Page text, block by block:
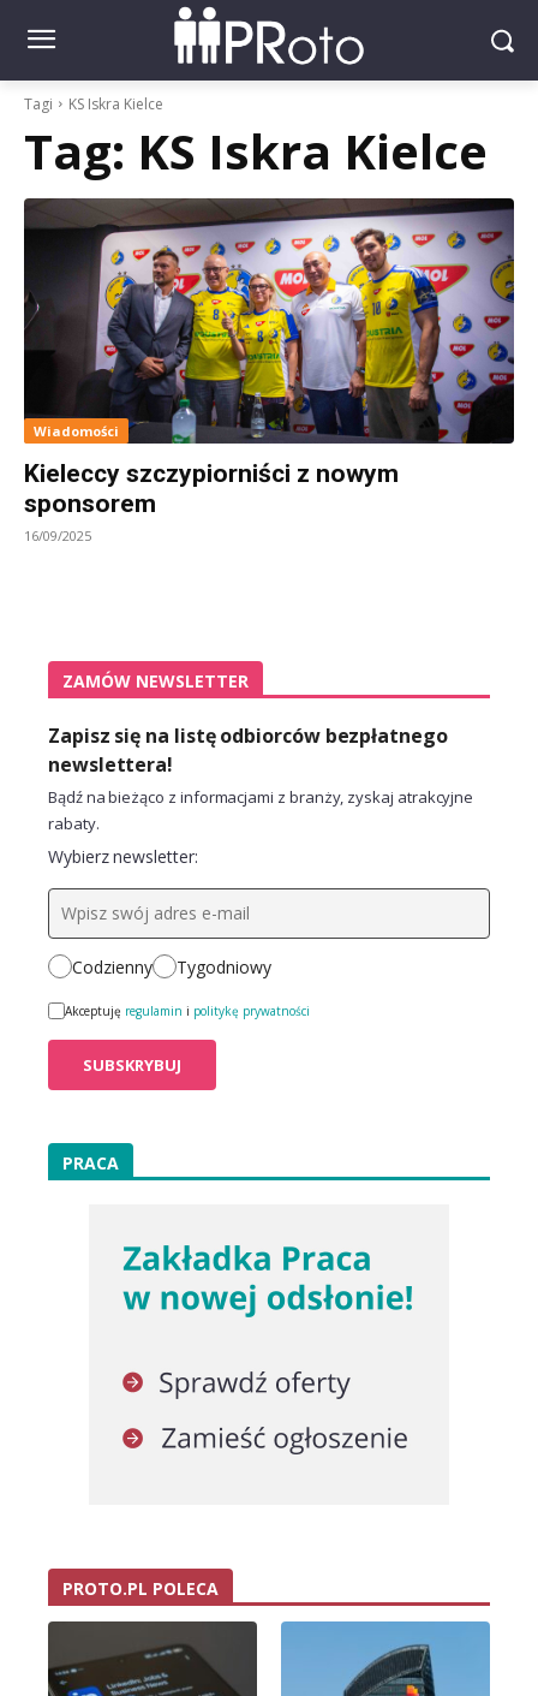
Tagi KS Iskra Kielce
Tag: KS Iskra Kielce
Wiadomości
Kieleccy szczypiorniści z nowym
sponsorem
16/09/2025
ZAMÓW NEWSLETTER
Zapisz się na listę odbiorców bezpłatnego
newslettera!
Bądź na bieżąco z informacjami z branży, zyskaj atrakcyjne
rabaty.
Wybierz newsletter:
Codzienny Tygodniowy
Akceptuję regulamin i politykę prywatności
PRACA
PROTO.PL POLECA